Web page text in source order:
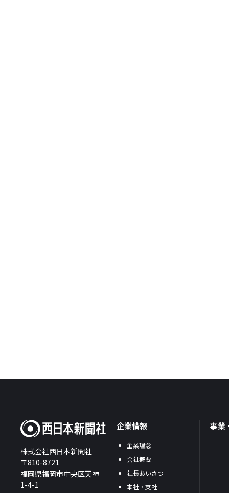
株式会社西日本新聞社
〒810-8721
福岡県福岡市中央区天神
1-4-1
企業情報
企業理念
会社概要
社長あいさつ
本社・支社
事業